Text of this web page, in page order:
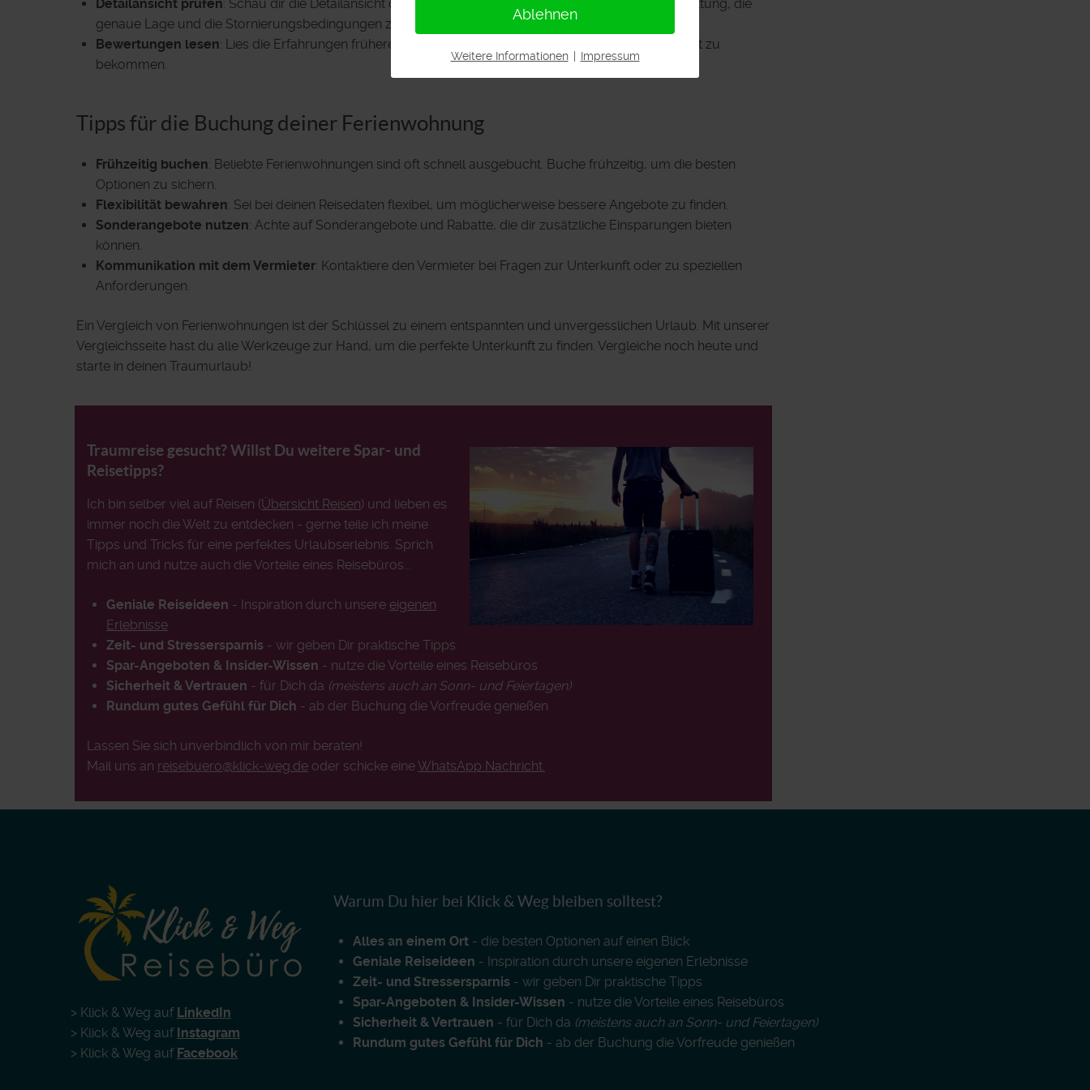
Detailansicht prüfen: Schau dir die Detailansicht der Ferienwohnungen an, um mehr über die Ausstattung, die
genaue Lage und die Stornierungsbedingungen zu erfahren.
Bewertungen lesen: Lies die Erfahrungen früherer Gäste, um ein realistisches Bild von der Unterkunft zu
bekommen.
Tipps für die Buchung deiner Ferienwohnung
Frühzeitig buchen: Beliebte Ferienwohnungen sind oft schnell ausgebucht. Buche frühzeitig, um die besten
Optionen zu sichern.
Flexibilität bewahren: Sei bei deinen Reisedaten flexibel, um möglicherweise bessere Angebote zu finden.
Sonderangebote nutzen: Achte auf Sonderangebote und Rabatte, die dir zusätzliche Einsparungen bieten
können.
Kommunikation mit dem Vermieter: Kontaktiere den Vermieter bei Fragen zur Unterkunft oder zu speziellen
Anforderungen.
Ein Vergleich von Ferienwohnungen ist der Schlüssel zu einem entspannten und unvergesslichen Urlaub. Mit unserer
Vergleichsseite hast du alle Werkzeuge zur Hand, um die perfekte Unterkunft zu finden. Vergleiche noch heute und
starte in deinen Traumurlaub!
Traumreise gesucht? Willst Du weitere Spar- und
Reisetipps?
Ich bin selber viel auf Reisen (Übersicht Reisen) und lieben es
immer noch die Welt zu entdecken - gerne teile ich meine
Tipps und Tricks für eine perfektes Urlaubserlebnis. Sprich
mich an und nutze auch die Vorteile eines Reisebüros...
Geniale Reiseideen - Inspiration durch unsere eigenen
Erlebnisse
Zeit- und Stressersparnis - wir geben Dir praktische Tipps
Spar-Angeboten & Insider-Wissen - nutze die Vorteile eines Reisebüros
Sicherheit & Vertrauen - für Dich da (meistens auch an Sonn- und Feiertagen)
Rundum gutes Gefühl für Dich - ab der Buchung die Vorfreude genießen
Lassen Sie sich unverbindlich von mir beraten!
Mail uns an reisebuero@klick-weg.de oder schicke eineWhatsApp Nachricht.
> Klick & Weg auf LinkedIn
> Klick & Weg auf Instagram
> Klick & Weg auf Facebook
Warum Du hier bei Klick & Weg bleiben solltest?
Alles an einem Ort - die besten Optionen auf einen Blick
Geniale Reiseideen - Inspiration durch unsere eigenen Erlebnisse
Zeit- und Stressersparnis - wir geben Dir praktische Tipps
Spar-Angeboten & Insider-Wissen - nutze die Vorteile eines Reisebüros
Sicherheit & Vertrauen - für Dich da (meistens auch an Sonn- und Feiertagen)
Rundum gutes Gefühl für Dich - ab der Buchung die Vorfreude genießen
Ablehnen
Weitere Informationen | Impressum